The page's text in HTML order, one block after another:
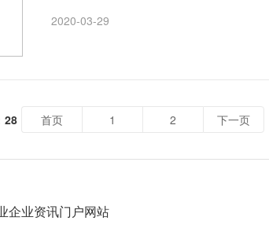
2020-03-29
28 首页 1 2 下一页
企业资讯门户网站